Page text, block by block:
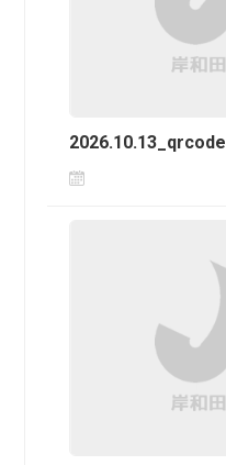
2026.10.13_qrcode